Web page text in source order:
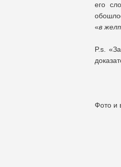
его
«в
P.s.
Фото и